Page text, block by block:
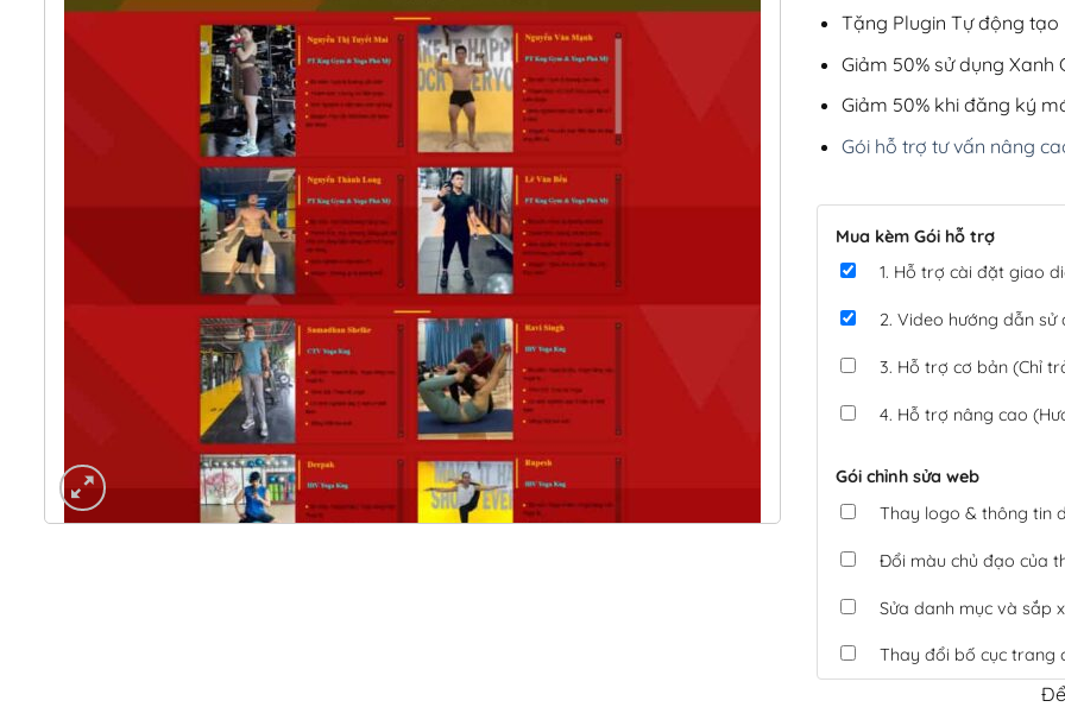
Tặng Plugin Tự động tạo
Giảm 50% sử dụng Xanh
Giảm 50% khi đăng ký
Gói hỗ trợ tư vấn nâng
Mua kèm Gói hỗ trợ
1. Hỗ trợ cài đặt giao
2. Video hướng dẫn
3. Hỗ trợ cơ bản (Chỉ
4. Hỗ trợ nâng cao
Gói chỉnh sửa web
Thay logo & thông tin
Đổi màu chủ đạo của
Sửa danh mục và sắp
Thay đổi bố cục trang
Tích hợp thanh toán